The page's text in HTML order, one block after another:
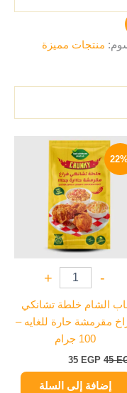
منتجات مميزة
-
+
الشام خلطة تشانكي
مقرمشة حارة للغايه –
100 جرام
45
السعر
الأصلي
هو:
45 EGP.
35 EGP
السعر
هو:
35 EGP.
إضافة إلى السلة